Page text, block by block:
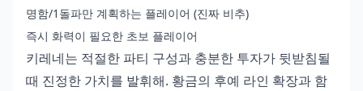
명함/1돌파만 계획하는 플레이어 (진짜 비추)
즉시 화력이 필요한 초보 플레이어
키레네는 적절한 파티 구성과 충분한 투자가 뒷받침될
때 진정한 가치를 발휘해. 황금의 후예 라인 확장과 함